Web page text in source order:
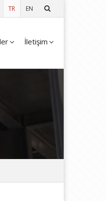
TR EN
İletişim